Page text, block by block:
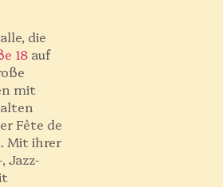
die
18 auf
mit
Fête de
Mit ihrer
Jazz-